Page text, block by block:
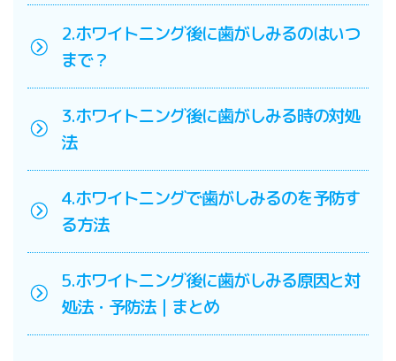
2.ホワイトニング後に歯がしみるのはいつ
まで？
3.ホワイトニング後に歯がしみる時の対処
法
4.ホワイトニングで歯がしみるのを予防す
る方法
5.ホワイトニング後に歯がしみる原因と対
処法・予防法｜まとめ